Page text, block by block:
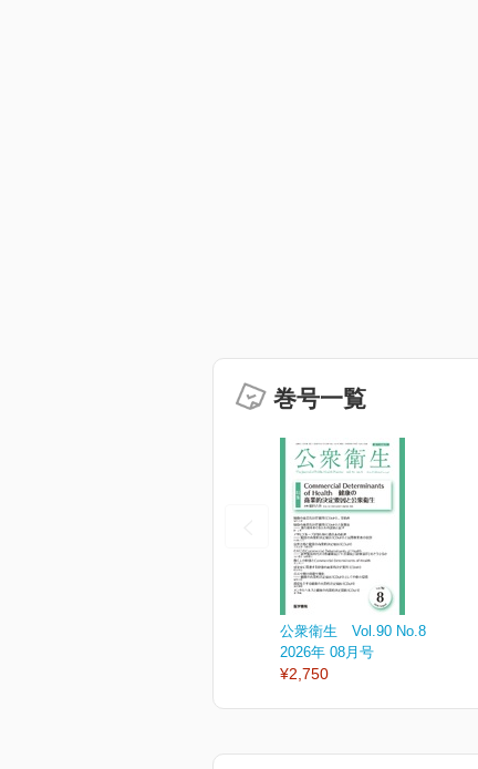
巻号一覧
公衆衛生 Vol.90 No.8
2026年 08月号
¥2,750